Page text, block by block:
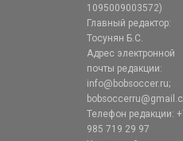
1095009003572)
Главный редактор:
Тосунян Б.С.
Адрес электронной
почты редакции:
info@bobsoccer.ru;
Телефон редакции:
985 719 29 97